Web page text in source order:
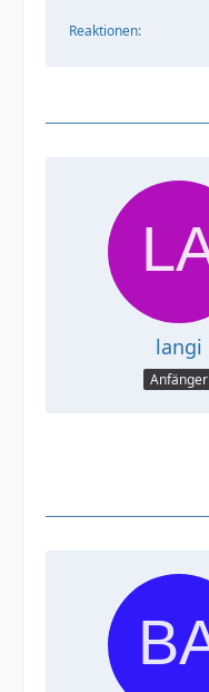
Reaktionen
langi
Anfänger